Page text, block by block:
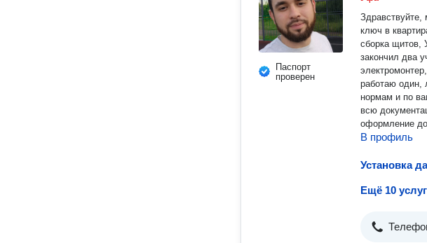
Паспорт
проверен
Здравствуйте, меня зовут
ключ в
сборка щитов,
закончил два
работаю один,
нормам и по
всю
оформление
В профиль
Ещё 10 услуг